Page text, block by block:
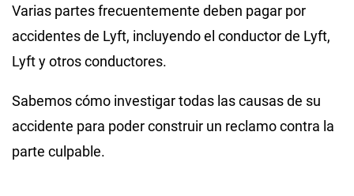
Varias partes frecuentemente deben pagar por
accidentes de Lyft, incluyendo el conductor de Lyft,
Lyft y otros conductores.
Sabemos cómo investigar todas las causas de su
accidente para poder construir un reclamo contra la
parte culpable.